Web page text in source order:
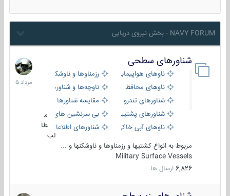
NAVY FORUM - بخش نیروی دریایی
شناورهای سطحی
ناوهای هواپیمابر و بالگرد بررزمناوها و ناوشکن‌ها
ناوهای محافظ
ناوچه‌ها و شناورهای گشتی
شناورهای تندرو
مقایسه شناورها
شناورهای پشتیبانی
بی سرنشین های دریایی
ناوهای آبی خاکی و نیروبرشناورهای اطلاعاتی و جاسوسی
طا
لب
مربوط به انواع کشتیها و رزمناوها و ناوشکنها و ...
Military Surface Vessels
6,826 ارسال ها
2
مرداد
1405